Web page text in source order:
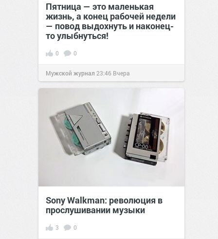
Пятница — это маленькая
жизнь, а конец рабочей недели
— повод выдохнуть и наконец-
то улыбнуться!
0 0
Мужской журнал 23:46 Вчера
Sony Walkman: революция в
прослушивании музыки
3 0